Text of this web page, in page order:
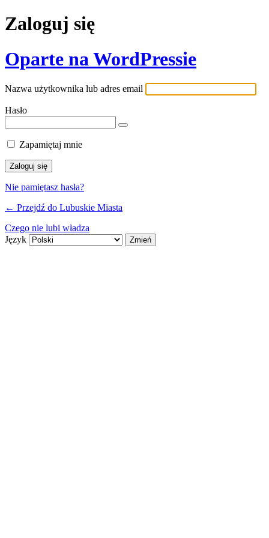
Zaloguj się
Oparte na WordPressie
Nazwa użytkownika lub adres email
Hasło
Zapamiętaj mnie
Nie pamiętasz hasła?
← Przejdź do Lubuskie Miasta
Czego nie lubi władza
Język